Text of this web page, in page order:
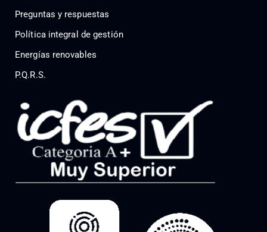
Preguntas y respuestas
Política integral de gestión
Energías renovables
P.Q.R.S.